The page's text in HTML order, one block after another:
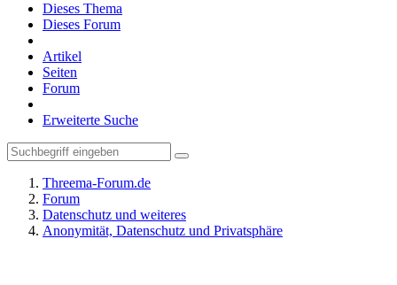
Dieses Thema
Dieses Forum
Artikel
Seiten
Forum
Erweiterte Suche
Threema-Forum.de
Forum
Datenschutz und weiteres
Anonymität, Datenschutz und Privatsphäre